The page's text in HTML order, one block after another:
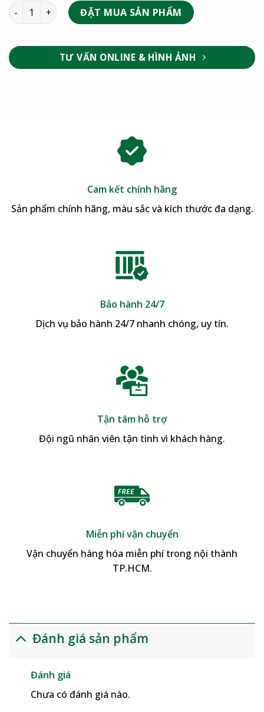
ĐẶT MUA SẢN PHẨM
TƯ VẤN ONLINE & HÌNH ẢNH
Cam kết chính hãng
Sản phẩm chính hãng, màu sắc và kích thước đa dạng.
Bảo hành 24/7
Dịch vụ bảo hành 24/7 nhanh chóng, uy tín.
Tận tâm hỗ trợ
Đội ngũ nhân viên tận tình vì khách hàng.
Miễn phí vận chuyển
Vận chuyển hàng hóa miễn phí trong nội thành
TP.HCM.
Đánh giá sản phẩm
Đánh giá
Chưa có đánh giá nào.